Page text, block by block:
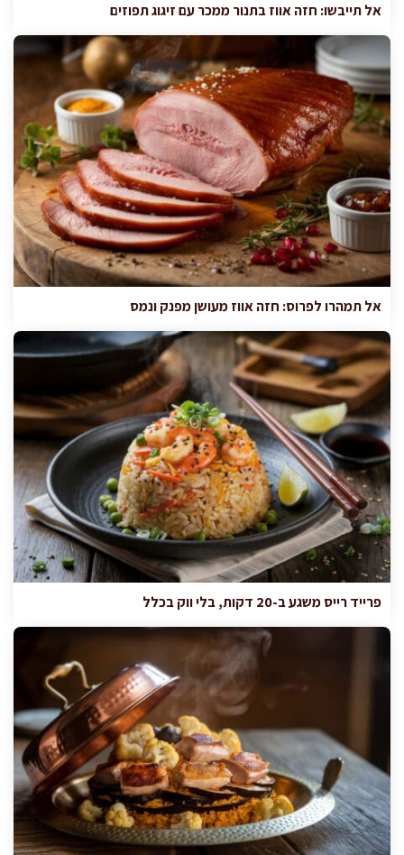
אל תייבשו: חזה אווז בתנור ממכר עם זיגוג תפוזים
אל תמהרו לפרוס: חזה אווז מעושן מפנק ונמס
פרייד רייס משגע ב-20 דקות, בלי ווק בכלל